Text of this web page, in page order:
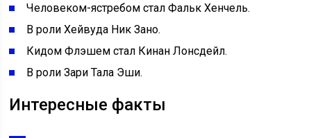
Человеком-ястребом стал Фальк Хенчель.
В роли Хейвуда Ник Зано.
Кидом Флэшем стал Кинан Лонсдейл.
В роли Зари Тала Эши.
Интересные факты